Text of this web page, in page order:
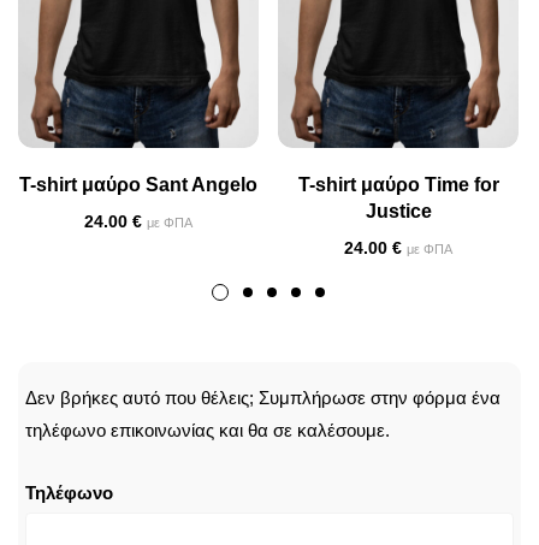
T-shirt μαύρο Sant Angelo
24.00 € με ΦΠΑ
T-shirt μαύρο Time for
Justice
24.00 € με ΦΠΑ
Δεν βρήκες αυτό που θέλεις; Συμπλήρωσε στην φόρμα ένα
τηλέφωνο επικοινωνίας και θα σε καλέσουμε.
Τηλέφωνο